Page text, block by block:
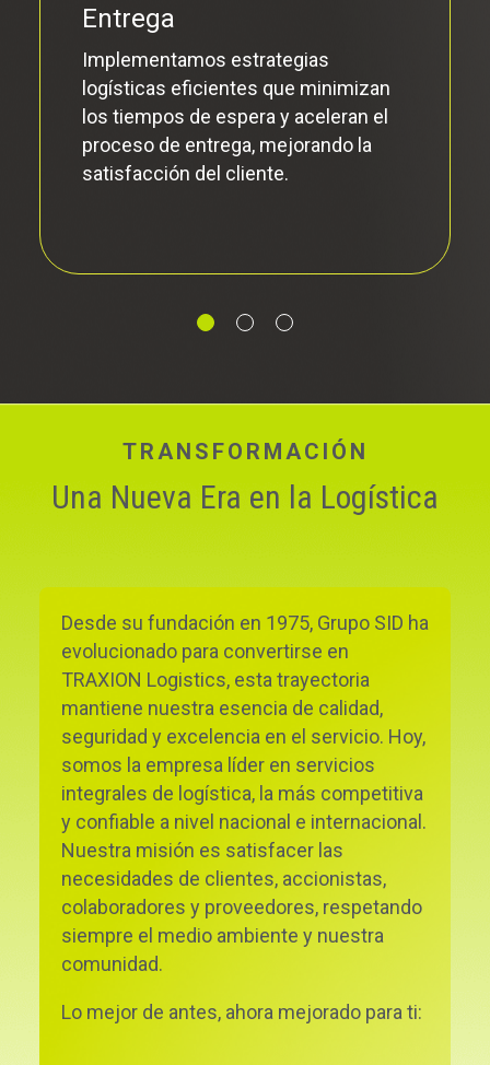
aseguramos la seguridad y la
integridad de tus productos durante
todo el proceso logístico.
TRANSFORMACIÓN
Una Nueva Era en la Logística
Desde su fundación en 1975, Grupo SID ha
evolucionado para convertirse en
TRAXION Logistics, esta trayectoria
mantiene nuestra esencia de calidad,
seguridad y excelencia en el servicio. Hoy,
somos la empresa líder en servicios
integrales de logística, la más competitiva
y confiable a nivel nacional e internacional.
Nuestra misión es satisfacer las
necesidades de clientes, accionistas,
colaboradores y proveedores, respetando
siempre el medio ambiente y nuestra
comunidad.
Lo mejor de antes, ahora mejorado para ti: